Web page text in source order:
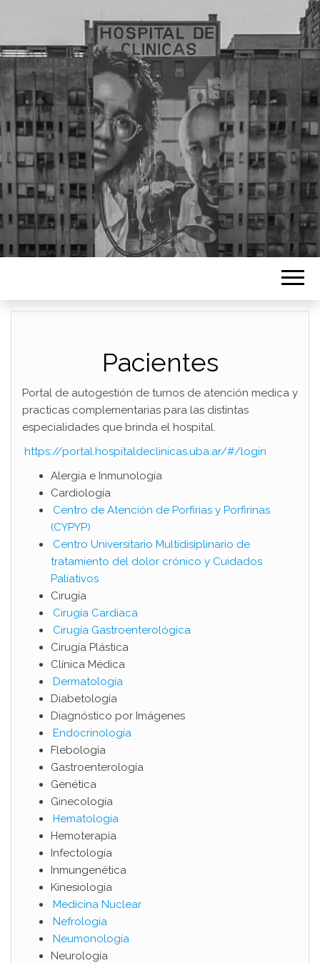
Pacientes
Portal de autogestión de turnos de atención medica y
practicas complementarias para las distintas
especialidades que brinda el hospital.
https://portal.hospitaldeclinicas.uba.ar/#/login
Alergia e Inmunología
Cardiología
Centro de Atención de Porfirias y Porfirinas
(CYPYP)
Centro Universitario Multidisiplinario de
tratamiento del dolor crónico y Cuidados
Paliativos
Cirugía
Cirugía Cardíaca
Cirugía Gastroenterológica
Cirugía Plástica
Clínica Médica
Dermatología
Diabetología
Diagnóstico por Imágenes
Endocrinología
Flebología
Gastroenterología
Genética
Ginecología
Hematología
Hemoterapía
Infectología
Inmungenética
Kinesiología
Medicina Nuclear
Nefrología
Neumonología
Neurología